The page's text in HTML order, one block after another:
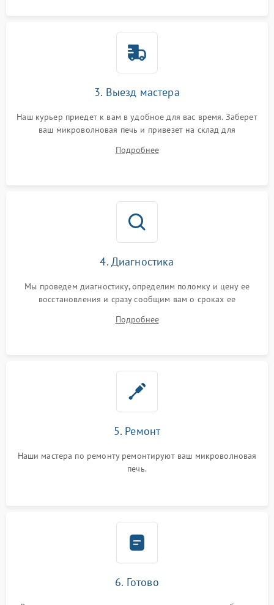
3. Выезд мастера
Наш курьер приедет к вам в удобное для вас время. Заберет
ваш микроволновая печь и привезет на склад для
Подробнее
4. Диагностика
Мы проведем диагностику, определим поломку и цену ее
восстановления и сразу сообщим вам о сроках ее
Подробнее
5. Ремонт
Наши мастера по ремонту ремонтируют ваш микроволновая
печь.
6. Готово